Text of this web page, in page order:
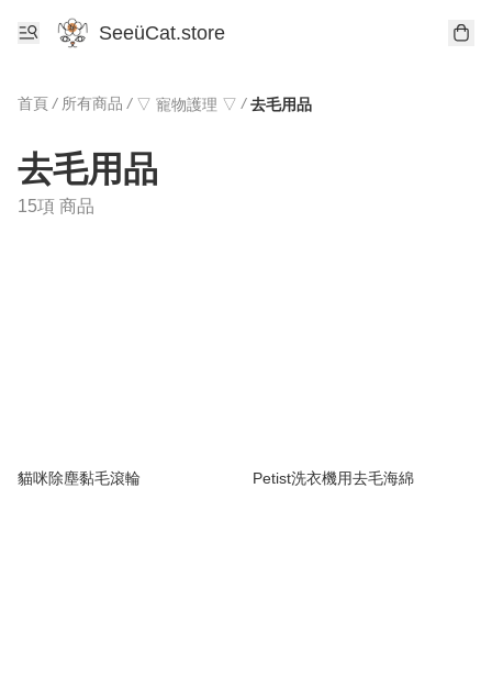
SeeüCat.store
首頁 / 所有商品 / ▽ 寵物護理 ▽ / 去毛用品
去毛用品
15項 商品
貓咪除塵黏毛滾輪 Petist洗衣機用去毛海綿